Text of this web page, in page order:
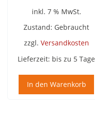
inkl. 7 % MwSt.
Zustand: Gebraucht
zzgl. Versandkosten
Lieferzeit: bis zu 5 Tage
In den Warenkorb